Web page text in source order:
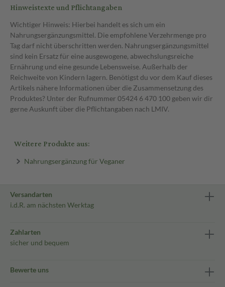
Hinweistexte und Pflichtangaben
Wichtiger Hinweis: Hierbei handelt es sich um ein
Nahrungsergänzungsmittel. Die empfohlene Verzehrmenge pro
Tag darf nicht überschritten werden. Nahrungsergänzungsmittel
sind kein Ersatz für eine ausgewogene, abwechslungsreiche
Ernährung und eine gesunde Lebensweise. Außerhalb der
Reichweite von Kindern lagern. Benötigst du vor dem Kauf dieses
Artikels nähere Informationen über die Zusammensetzung des
Produktes? Unter der Rufnummer 05424 6 470 100 geben wir dir
gerne Auskunft über die Pflichtangaben nach LMIV.
Weitere Produkte aus:
Nahrungsergänzung für Veganer
Versandarten
i.d.R. am nächsten Werktag
Zahlarten
sicher und bequem
Bewerte uns